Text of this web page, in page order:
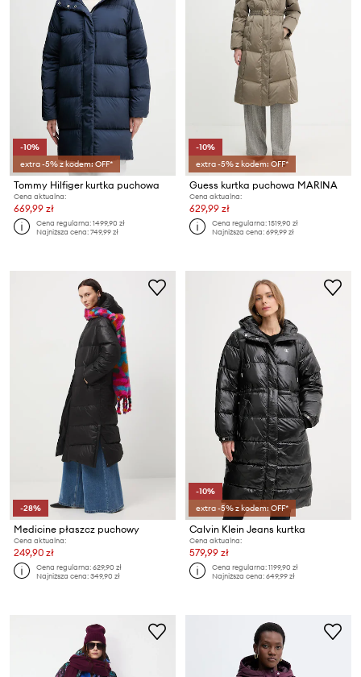
-10%
extra -5% z kodem: OFF*
Tommy Hilfiger kurtka puchowa
Cena aktualna:
669,99 zł
Cena regularna:1499,90 zł
Najniższa cena:749,99 zł
-10%
extra -5% z kodem: OFF*
Guess kurtka puchowa MARINA
Cena aktualna:
629,99 zł
Cena regularna:1519,90 zł
Najniższa cena:699,99 zł
-28%
Medicine płaszcz puchowy
Cena aktualna:
249,90 zł
Cena regularna:629,90 zł
Najniższa cena:349,90 zł
-10%
extra -5% z kodem: OFF*
Calvin Klein Jeans kurtka
Cena aktualna:
579,99 zł
Cena regularna:1199,90 zł
Najniższa cena:649,99 zł